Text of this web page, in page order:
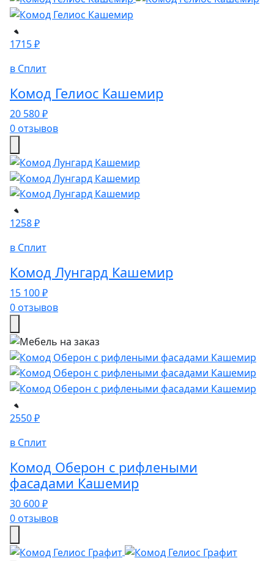
1715 ₽
в Сплит
Комод Гелиос Кашемир
20 580 ₽
0 отзывов
1258 ₽
в Сплит
Комод Лунгард Кашемир
15 100 ₽
0 отзывов
2550 ₽
в Сплит
Комод Оберон с рифлеными
фасадами Кашемир
30 600 ₽
0 отзывов